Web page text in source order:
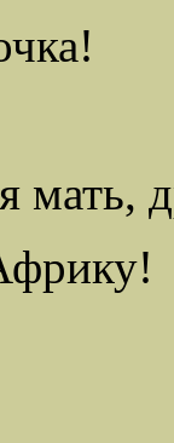
мать,